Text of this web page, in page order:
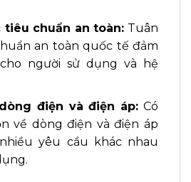
tiêu chuẩn an toàn: Tuân
an toàn quốc tế đảm
người sử dụng và hệ
điện và điện áp: Có
về dòng điện và điện áp
yêu cầu khác nhau